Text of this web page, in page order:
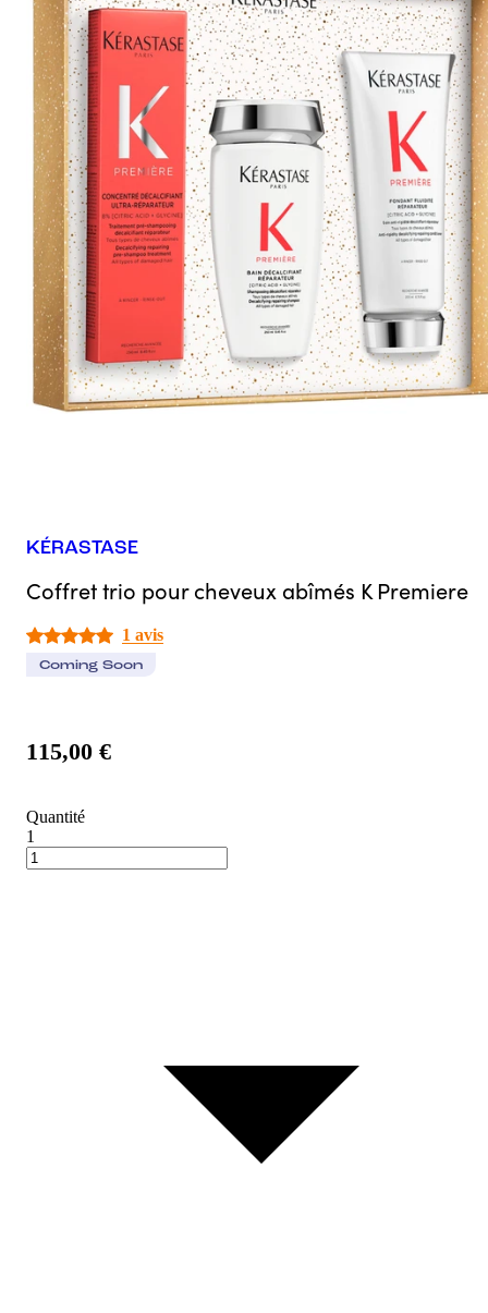
KÉRASTASE
Coffret trio pour cheveux abîmés K Premiere
1 avis
Coming Soon
115,00 €
Quantité
1